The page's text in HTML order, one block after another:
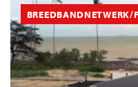
BREEDBANDNETWERK/